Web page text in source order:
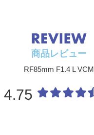
商品レビュー
RF85mm F1.4 L VCM
4.75